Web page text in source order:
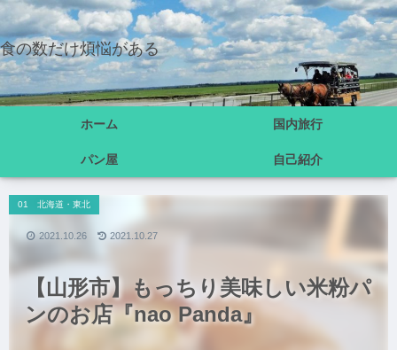
食の数だけ煩悩がある
ホーム 国内旅行
パン屋 自己紹介
【山形市】もっちり美味しい米粉パ
ンのお店『nao Panda』
01 北海道・東北
2021.10.27
2021.10.26